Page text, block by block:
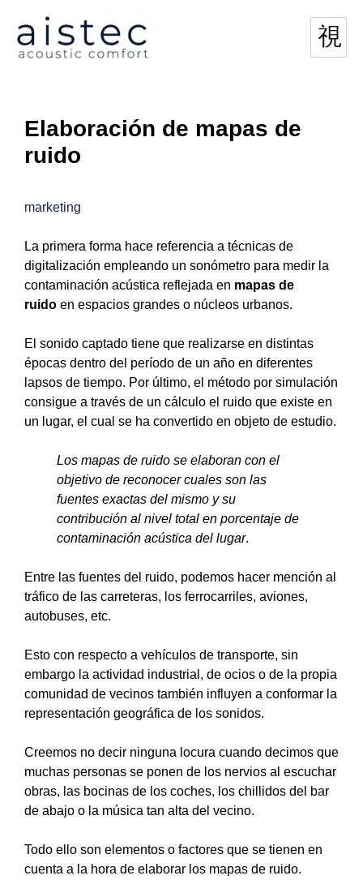
Elaboración de mapas de
ruido
marketing
La primera forma hace referencia a técnicas de
digitalización empleando un sonómetro para medir la
contaminación acústica reflejada en mapas de
ruido en espacios grandes o núcleos urbanos.
El sonido captado tiene que realizarse en distintas
épocas dentro del período de un año en diferentes
lapsos de tiempo. Por último, el método por simulación
consigue a través de un cálculo el ruido que existe en
un lugar, el cual se ha convertido en objeto de estudio.
Los mapas de ruido se elaboran con el
objetivo de reconocer cuales son las
fuentes exactas del mismo y su
contribución al nivel total en porcentaje de
contaminación acústica del lugar.
Entre las fuentes del ruido, podemos hacer mención al
tráfico de las carreteras, los ferrocarriles, aviones,
autobuses, etc.
Esto con respecto a vehículos de transporte, sin
embargo la actividad industrial, de ocios o de la propia
comunidad de vecinos también influyen a conformar la
representación geográfica de los sonidos.
Creemos no decir ninguna locura cuando decimos que
muchas personas se ponen de los nervios al escuchar
obras, las bocinas de los coches, los chillidos del bar
de abajo o la música tan alta del vecino.
Todo ello son elementos o factores que se tienen en
cuenta a la hora de elaborar los mapas de ruido.